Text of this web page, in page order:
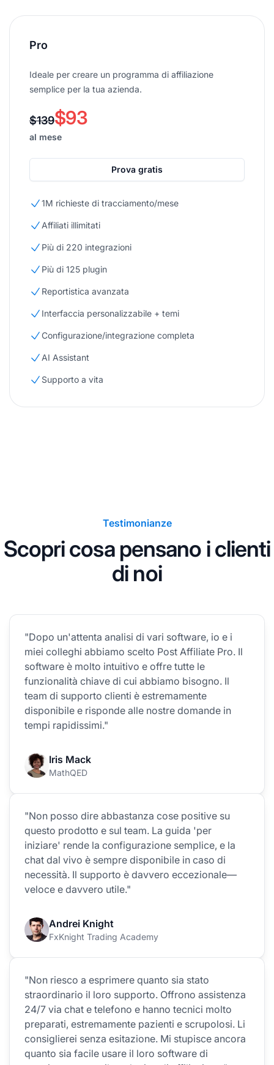
Pro
Ideale per creare un programma di affiliazione
semplice per la tua azienda.
$139$93
al mese
Prova gratis
1M richieste di tracciamento/mese
Affiliati illimitati
Più di 220 integrazioni
Più di 125 plugin
Reportistica avanzata
Interfaccia personalizzabile + temi
Configurazione/integrazione completa
AI Assistant
Supporto a vita
Testimonianze
Scopri cosa pensano i clienti
di noi
"Dopo un'attenta analisi di vari software, io e i
miei colleghi abbiamo scelto Post Affiliate Pro. Il
software è molto intuitivo e offre tutte le
funzionalità chiave di cui abbiamo bisogno. Il
team di supporto clienti è estremamente
disponibile e risponde alle nostre domande in
tempi rapidissimi."
Iris Mack
MathQED
"Non posso dire abbastanza cose positive su
questo prodotto e sul team. La guida 'per
iniziare' rende la configurazione semplice, e la
chat dal vivo è sempre disponibile in caso di
necessità. Il supporto è davvero eccezionale—
veloce e davvero utile."
Andrei Knight
FxKnight Trading Academy
"Non riesco a esprimere quanto sia stato
straordinario il loro supporto. Offrono assistenza
24/7 via chat e telefono e hanno tecnici molto
preparati, estremamente pazienti e scrupolosi. Li
consiglierei senza esitazione. Mi stupisce ancora
quanto sia facile usare il loro software di